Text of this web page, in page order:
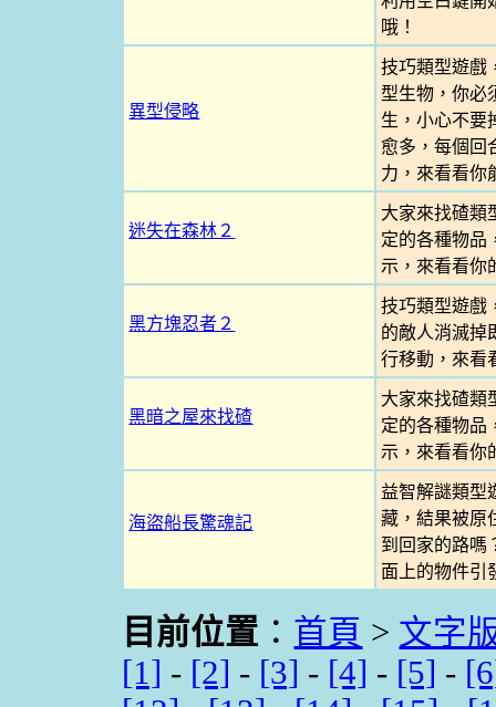
哦！
異型侵略
技巧類型遊戲
型生物，你必
生，小心不要
愈多，每個回
力，來看看你
迷失在森林２
大家來找碴類
定的各種物品
示，來看看你
黑方塊忍者２
技巧類型遊戲
的敵人消滅掉
行移動，來看
黑暗之屋來找碴
大家來找碴類
定的各種物品
示，來看看你
海盜船長驚魂記
益智解謎類型
藏，結果被原
到回家的路嗎
面上的物件引
目前位置 ： 首頁 > 文字
[1] - [2] - [3] - [4] - [5] -